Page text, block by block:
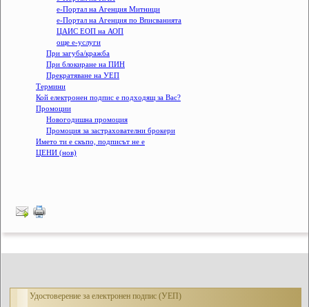
Удостоверение за електронен подпис (УЕП)
е-Портал на Агенция Митници
е-Портал на Агенция по Вписванията
ЦАИС ЕОП на АОП
още е-услуги
При загуба/кражба
При блокиране на ПИН
Прекратяване на УЕП
Термини
Кой електронен подпис e подходящ за Вас?
Промоции
Новогодишна промоция
Промоция за застрахователни брокери
Името ти е скъпо, подписът не е
ЦЕНИ (нов)